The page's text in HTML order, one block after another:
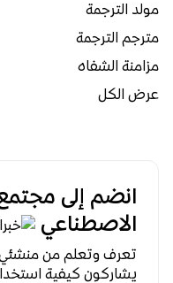
مولد الترجمة
مترجم الترجمة
مزامنة الشفاه
عرض الكل
انضم إلى مجتمع
الاصطناعي
تعرف وتعلم من منشئي
يشاركون كيفية